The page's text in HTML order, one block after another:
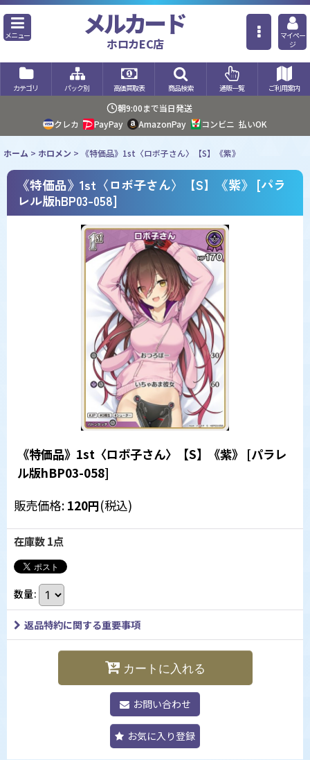
メニュー メルカード
ホロカEC店
マイペー
ジ
カテゴリ パック別 高価買取表 商品検索 通販一覧 ご利用案内
朝9:00まで当日発送
クレカ
PayPay AmazonPay コンビニ 払いOK
ホーム > ホロメン > 《特価品》1st〈ロボ子さん〉【S】《紫》
《特価品》1st〈ロボ子さん〉【S】《紫》 [パラ
レル版hBP03-058]
《特価品》1st〈ロボ子さん〉【S】《紫》 [パラレ
ル版hBP03-058]
販売価格: 120円(税込)
在庫数 1点
数量:
返品特約に関する重要事項
カートに入れる
お問い合わせ
お気に入り登録